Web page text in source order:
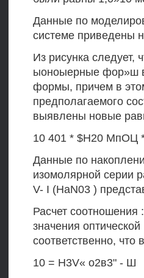
Данные по
системе приведены
Из рисунка следует,
ыоноыерные фор»ш
формы, причем в
предполагаемого
выявлены новые
10 401 * $Н20 МпОЦ
Данные по
изомолярной серии
V- I (НаN03 )
Расчет
значения
соответственно,
10 = Н3V« о2в3" - Ш